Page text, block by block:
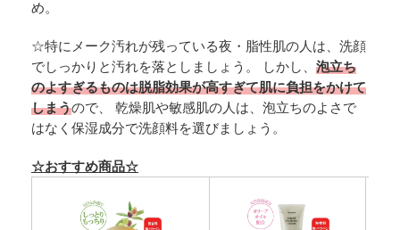
め。
☆特にメーク汚れが残っている夜・脂性肌の人は、洗顔
でしっかりと汚れを落としましょう。 しかし、 泡立ち
のよすぎるものは脱脂効果が高すぎて肌に負担をかけて
しまうので、 乾燥肌や敏感肌の人は、泡立ちのよさで
はなく保湿成分で洗顔料を選びましょう。
☆おすすめ商品☆